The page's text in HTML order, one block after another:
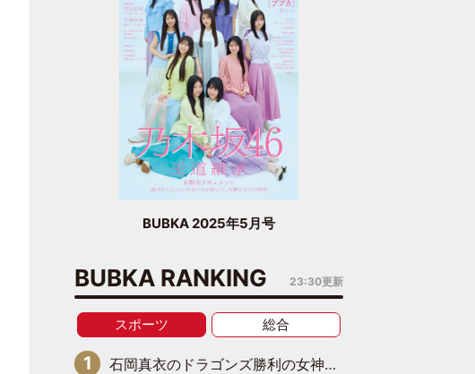
BUBKA 2025年5月号
BUBKA RANKING 23:30更新
スポーツ 総合
石岡真衣のドラゴンズ勝利の女神記 第７回「夏の神宮！11得点どらほー」